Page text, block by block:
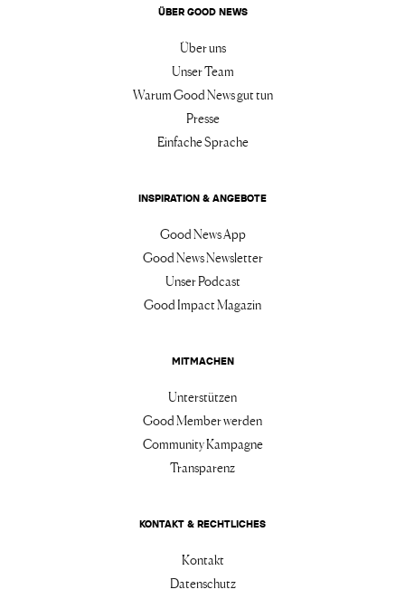
ÜBER GOOD NEWS
Über uns
Unser Team
Warum Good News gut tun
Presse
Einfache Sprache
INSPIRATION & ANGEBOTE
Good News App
Good News Newsletter
Unser Podcast
Good Impact Magazin
MITMACHEN
Unterstützen
Good Member werden
Community Kampagne
Transparenz
KONTAKT & RECHTLICHES
Kontakt
Datenschutz